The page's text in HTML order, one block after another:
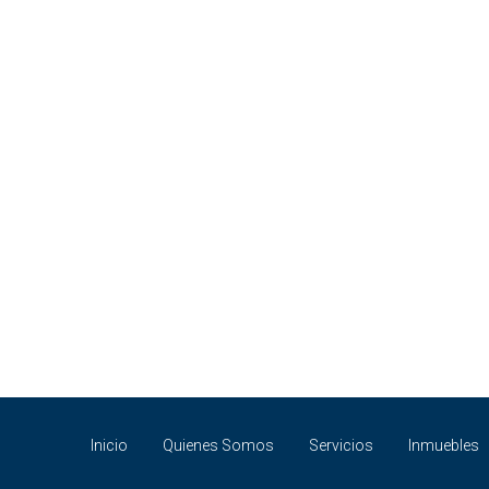
Inicio Quienes Somos Servicios Inmuebles